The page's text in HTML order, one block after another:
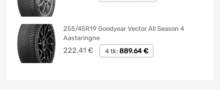
255/45R19 Goodyear Vector All Season 4
Aastaringne
222.41 € 4 tk: 889.64 €